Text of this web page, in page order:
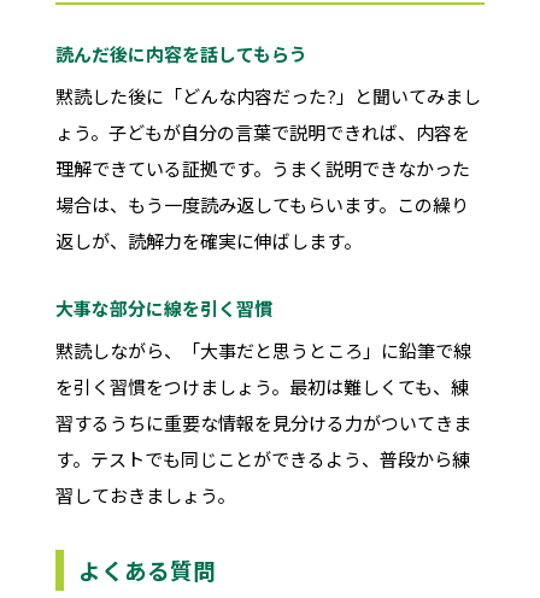
読んだ後に内容を話してもらう
黙読した後に「どんな内容だった?」と聞いてみまし
ょう。子どもが自分の言葉で説明できれば、内容を
理解できている証拠です。うまく説明できなかった
場合は、もう一度読み返してもらいます。この繰り
返しが、読解力を確実に伸ばします。
大事な部分に線を引く習慣
黙読しながら、「大事だと思うところ」に鉛筆で線
を引く習慣をつけましょう。最初は難しくても、練
習するうちに重要な情報を見分ける力がついてきま
す。テストでも同じことができるよう、普段から練
習しておきましょう。
よくある質問